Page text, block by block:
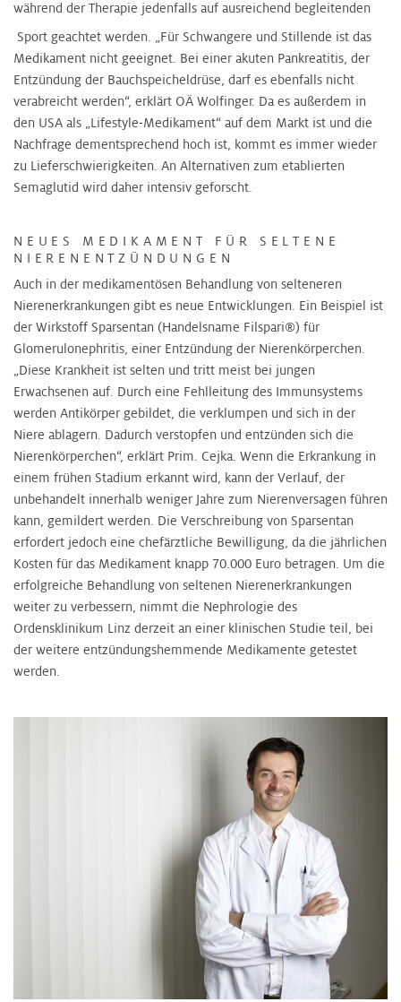
während der Therapie jedenfalls auf ausreichend begleitenden
Sport geachtet werden. „Für Schwangere und Stillende ist das
Medikament nicht geeignet. Bei einer akuten Pankreatitis, der
Entzündung der Bauchspeicheldrüse, darf es ebenfalls nicht
verabreicht werden“, erklärt OÄ Wolfinger. Da es außerdem in
den USA als „Lifestyle-Medikament“ auf dem Markt ist und die
Nachfrage dementsprechend hoch ist, kommt es immer wieder
zu Lieferschwierigkeiten. An Alternativen zum etablierten
Semaglutid wird daher intensiv geforscht.
NEUES MEDIKAMENT FÜR SELTENE
NIERENENTZÜNDUNGEN
Auch in der medikamentösen Behandlung von selteneren
Nierenerkrankungen gibt es neue Entwicklungen. Ein Beispiel ist
der Wirkstoff Sparsentan (Handelsname Filspari®) für
Glomerulonephritis, einer Entzündung der Nierenkörperchen.
„Diese Krankheit ist selten und tritt meist bei jungen
Erwachsenen auf. Durch eine Fehlleitung des Immunsystems
werden Antikörper gebildet, die verklumpen und sich in der
Niere ablagern. Dadurch verstopfen und entzünden sich die
Nierenkörperchen“, erklärt Prim. Cejka. Wenn die Erkrankung in
einem frühen Stadium erkannt wird, kann der Verlauf, der
unbehandelt innerhalb weniger Jahre zum Nierenversagen führen
kann, gemildert werden. Die Verschreibung von Sparsentan
erfordert jedoch eine chefärztliche Bewilligung, da die jährlichen
Kosten für das Medikament knapp 70.000 Euro betragen. Um die
erfolgreiche Behandlung von seltenen Nierenerkrankungen
weiter zu verbessern, nimmt die Nephrologie des
Ordensklinikum Linz derzeit an einer klinischen Studie teil, bei
der weitere entzündungshemmende Medikamente getestet
werden.